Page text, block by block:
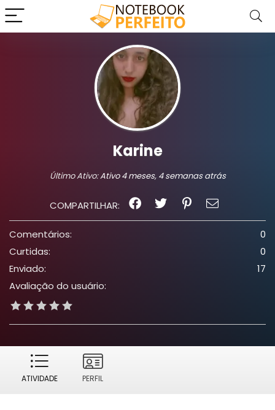
Karine
Último Ativo:Ativo 4 meses, 4 semanas atrás
COMPARTILHAR:
Comentários:
0
Curtidas:
0
Enviado:
17
Avaliação do usuário:
ATIVIDADE PERFIL